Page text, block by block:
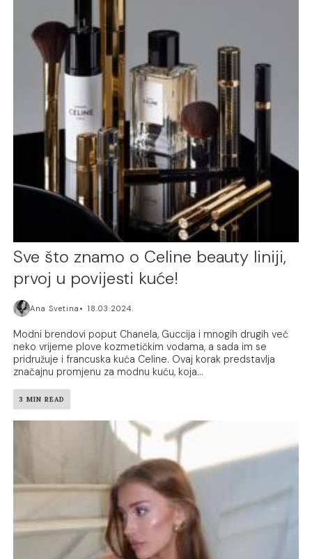
Sve što znamo o Celine beauty liniji,
prvoj u povijesti kuće!
Ana Svetina 18.03.2024.
Modni brendovi poput Chanela, Guccija i mnogih drugih već
neko vrijeme plove kozmetičkim vodama, a sada im se
pridružuje i francuska kuća Celine. Ovaj korak predstavlja
značajnu promjenu za modnu kuću, koja...
3 MIN READ